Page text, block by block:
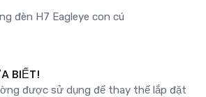
BIẾT!
được sử dụng để thay thế lắp đặt